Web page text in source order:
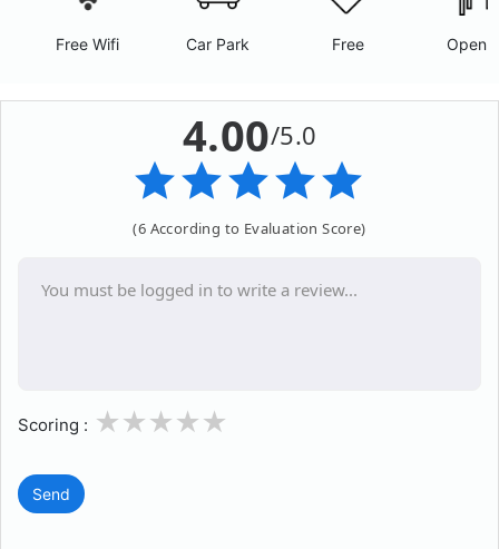
Free Wifi Car Park Free Open
4.00/5.0
(6 According to Evaluation Score)
Scoring : 3
2
1
Send